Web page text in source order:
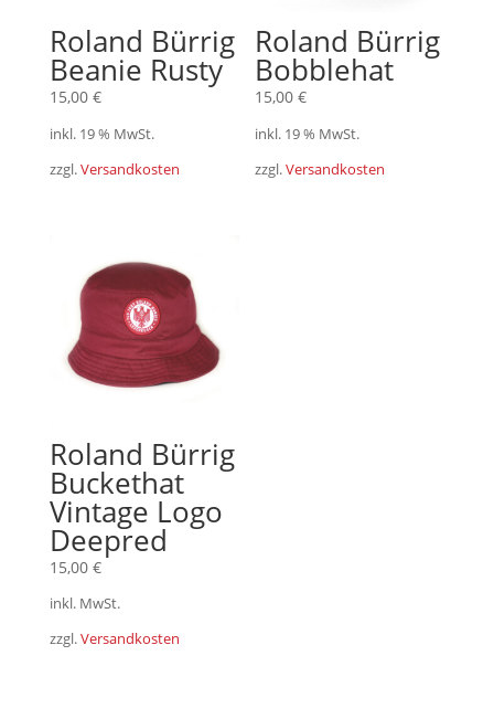
Roland Bürrig
Beanie Rusty
15,00 €
inkl. 19 % MwSt.
zzgl.Versandkosten
Roland Bürrig
Bobblehat
15,00€
inkl. 19 % MwSt.
zzgl.Versandkosten
Roland Bürrig
Buckethat
Vintage Logo
Deepred
15,00 €
inkl. MwSt.
zzgl.Versandkosten